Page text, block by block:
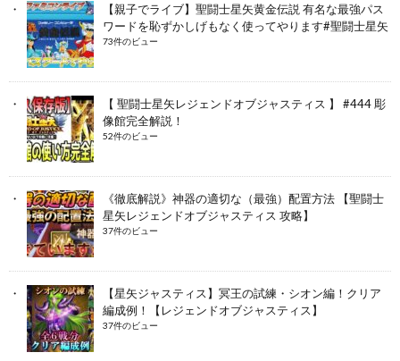
【親子でライブ】聖闘士星矢黄金伝説 有名な最強パス
ワードを恥ずかしげもなく使ってやります#聖闘士星矢
73件のビュー
【 聖闘士星矢レジェンドオブジャスティス 】 #444 彫
像館完全解説！
52件のビュー
《徹底解説》神器の適切な（最強）配置方法 【聖闘士
星矢レジェンドオブジャスティス 攻略】
37件のビュー
【星矢ジャスティス】冥王の試練・シオン編！クリア
編成例！【レジェンドオブジャスティス】
37件のビュー